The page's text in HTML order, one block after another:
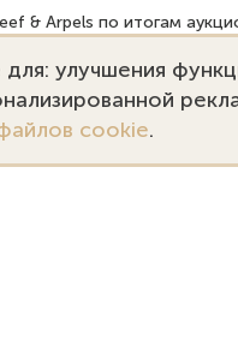
& Arpels по итогам
на долговечность
улучшения
cookie.